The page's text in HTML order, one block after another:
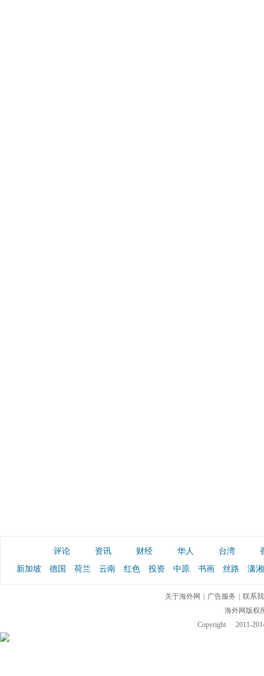
评论 资讯 财经 华人 台湾
新加坡
德国 荷兰 云南 红色 投资 中原 书画 丝路 潇湘
关于海外网 广告服务
联系
海外网版权
Copyright
2011-